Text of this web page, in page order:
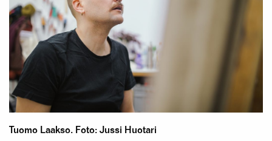
Tuomo Laakso. Foto: Jussi Huotari